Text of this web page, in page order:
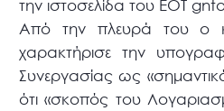
την ιστοσελίδα του ΕΟΤ
Από την πλευρά του ο
χαρακτήρισε την
Συνεργασίας ως
ότι «σκοπός του